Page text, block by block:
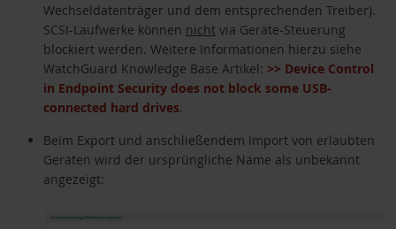
Wechseldatenträger und dem entsprechenden Treiber).
SCSI-Laufwerke können nicht via Geräte-Steuerung
blockiert werden. Weitere Informationen hierzu siehe
WatchGuard Knowledge Base Artikel: >> Device Control
in Endpoint Security does not block some USB-
connected hard drives.
Beim Export und anschließendem Import von erlaubten
Geräten wird der ursprüngliche Name als unbekannt
angezeigt: